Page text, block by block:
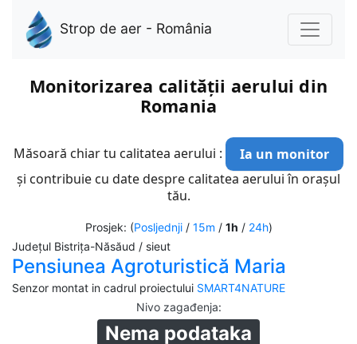
Strop de aer - România
Monitorizarea calității aerului din
Romania
Măsoară chiar tu calitatea aerului :
Ia un monitor
și contribuie cu date despre calitatea aerului în orașul
tău.
Prosjek: (Posljednji/ 15m / 1h / 24h)
Județul Bistrița-Năsăud / sieut
Pensiunea Agroturistică Maria
Senzor montat in cadrul proiectului SMART4NATURE
Nivo zagađenja:
Nema podataka